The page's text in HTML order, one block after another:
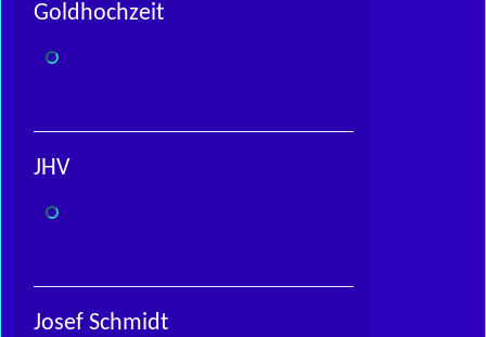
Goldhochzeit
JHV
Josef Schmidt